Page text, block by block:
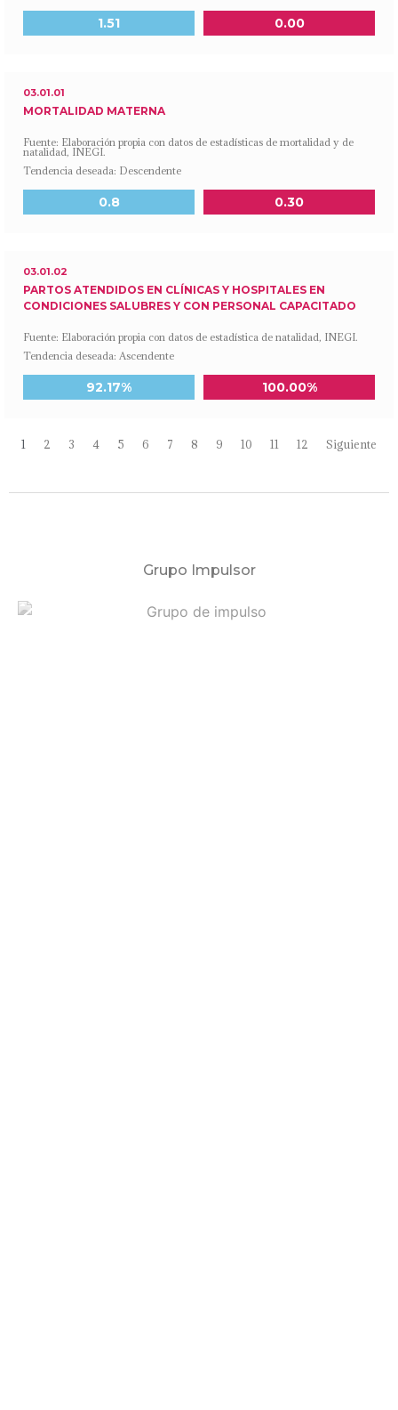
1.51 Meta a 2030
0.00
03.01.01
MORTALIDAD MATERNA
Fuente: Elaboración propia con datos de estadísticas de mortalidad y de
natalidad, INEGI.
Tendencia deseada: Descendente
0.8 Meta a 2030
0.30
03.01.02
PARTOS ATENDIDOS EN CLÍNICAS Y HOSPITALES EN
CONDICIONES SALUBRES Y CON PERSONAL CAPACITADO
Fuente: Elaboración propia con datos de estadística de natalidad, INEGI.
Tendencia deseada: Ascendente
92.17% Meta a 2030
100.00%
1 2 3 4 5 6 7 8 9 10 11 12 Siguiente
Grupo Impulsor